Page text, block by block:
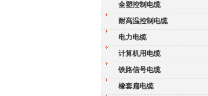
全塑控制电缆
耐高温控制电缆
电力电缆
计算机用电缆
铁路信号电缆
橡套扁电缆